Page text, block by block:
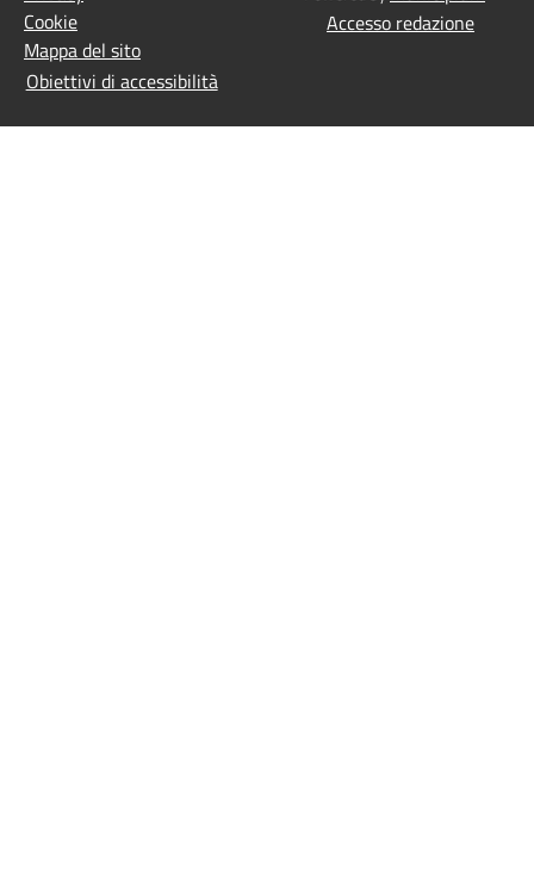
Cookie
Mappa del sito
Obiettivi di accessibilità
Accesso redazione